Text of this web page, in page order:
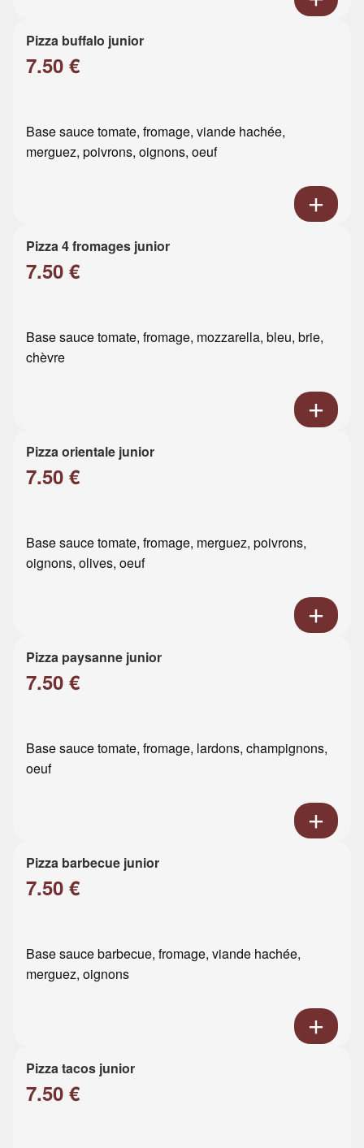
Pizza buffalo junior
7.50 €
Base sauce tomate, fromage, viande hachée,
merguez, poivrons, oignons, oeuf
Pizza 4 fromages junior
7.50 €
Base sauce tomate, fromage, mozzarella, bleu, brie,
chèvre
Pizza orientale junior
7.50 €
Base sauce tomate, fromage, merguez, poivrons,
oignons, olives, oeuf
Pizza paysanne junior
7.50 €
Base sauce tomate, fromage, lardons, champignons,
oeuf
Pizza barbecue junior
7.50 €
Base sauce barbecue, fromage, viande hachée,
merguez, oignons
Pizza tacos junior
7.50 €